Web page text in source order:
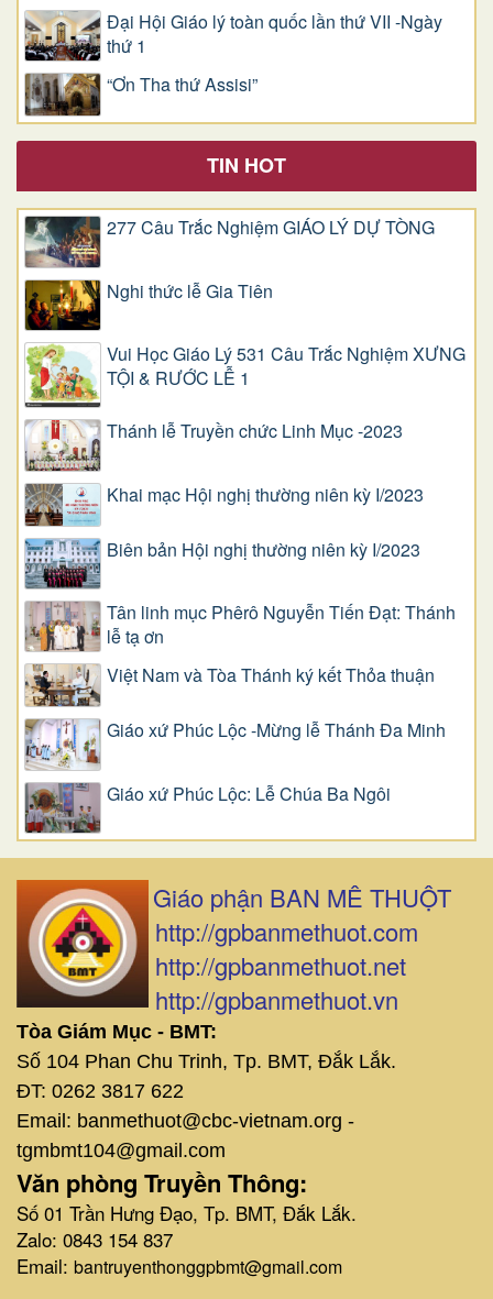
Đại Hội Giáo lý toàn quốc lần thứ VII -Ngày
thứ 1
“Ơn Tha thứ Assisi”
TIN HOT
277 Câu Trắc Nghiệm GIÁO LÝ DỰ TÒNG
Nghi thức lễ Gia Tiên
Vui Học Giáo Lý 531 Câu Trắc Nghiệm XƯNG
TỘI & RƯỚC LỄ 1
Thánh lễ Truyền chức Linh Mục -2023
Khai mạc Hội nghị thường niên kỳ I/2023
Biên bản Hội nghị thường niên kỳ I/2023
Tân linh mục Phêrô Nguyễn Tiến Đạt: Thánh
lễ tạ ơn
Việt Nam và Tòa Thánh ký kết Thỏa thuận
Giáo xứ Phúc Lộc -Mừng lễ Thánh Đa Minh
Giáo xứ Phúc Lộc: Lễ Chúa Ba Ngôi
Giáo phận BAN MÊ THUỘT
http://gpbanmethuot.com
http://gpbanmethuot.net
http://gpbanmethuot.vn
Tòa Giám Mục - BMT:
Số 104 Phan Chu Trinh, Tp. BMT, Đắk Lắk.
ĐT: 0262 3817 622
Email: banmethuot@cbc-vietnam.org -
tgmbmt104@gmail.com
Văn phòng Truyền Thông:
Số 01 Trần Hưng Đạo, Tp. BMT, Đắk Lắk.
Zalo: 0843 154 837
Email: bantruyenthonggpbmt@gmail.com